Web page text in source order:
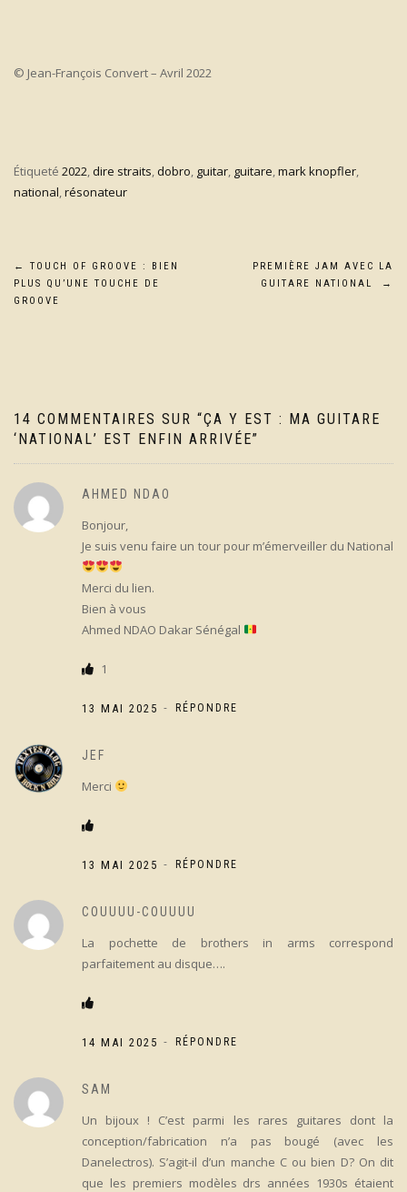
© Jean-François Convert – Avril 2022
Étiqueté 2022,dire straits,dobro, guitar, guitare,mark knopfler,
national,résonateur
Navigation
de
←
TOUCH OF GROOVE : BIEN
PLUS QU’UNE TOUCHE DE
GROOVE
PREMIÈRE JAM AVEC LA
GUITARE NATIONAL
→
14 COMMENTAIRES SUR “ÇA Y EST : MA GUITARE
‘NATIONAL’ EST ENFIN ARRIVÉE”
AHMED NDAO
Bonjour,
Je suis venu faire un tour pour m’émerveiller du National
Merci du lien.
Bien à vous
Ahmed NDAO Dakar Sénégal
1
13 MAI 2025 - RÉPONDRE
JEF
Merci
13 MAI 2025 - RÉPONDRE
COUUUU-COUUUU
La pochette de brothers in arms correspond
parfaitement au disque….
14 MAI 2025 - RÉPONDRE
SAM
Un bijoux ! C’est parmi les rares guitares dont la
conception/fabrication n’a pas bougé (avec les
Danelectros). S’agit-il d’un manche C ou bien D? On dit
que les premiers modèles drs années 1930s étaient